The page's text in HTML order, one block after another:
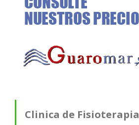
Clinica de Fisioterapia